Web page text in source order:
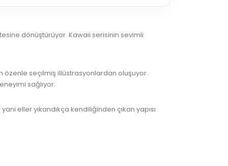
dönüştürüyor. Kawaii serisinin sevimli
özenle seçilmiş illüstrasyonlardan oluşuyor.
sağlıyor.
eller yıkandıkça kendiliğinden çıkan yapısı